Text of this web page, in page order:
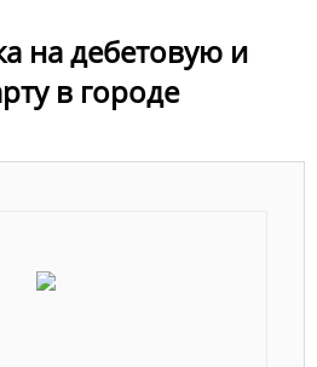
на дебетовую и
в городе